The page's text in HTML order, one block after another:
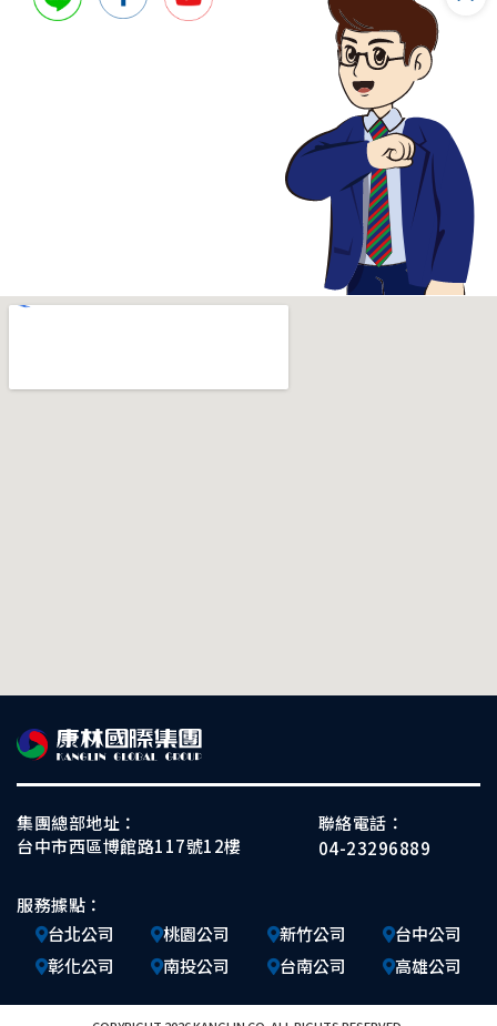
集團總部地址：
台中市西區博館路117號12樓
聯絡電話：
04-23296889
服務據點：
台北公司
桃園公司 新竹公司
台中公司
彰化公司
南投公司 台南公司 高雄公司